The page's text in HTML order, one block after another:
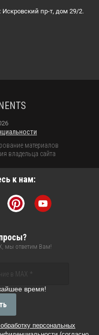
Искровский пр-т, дом 29/2.
материалов
владельца сайта
к нам:
мы ответим Вам!
время!
персональных